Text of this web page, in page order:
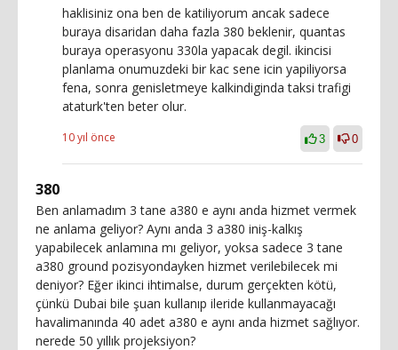
haklisiniz ona ben de katiliyorum ancak sadece
buraya disaridan daha fazla 380 beklenir, quantas
buraya operasyonu 330la yapacak degil. ikincisi
planlama onumuzdeki bir kac sene icin yapiliyorsa
fena, sonra genisletmeye kalkindiginda taksi trafigi
ataturk'ten beter olur.
10 yıl önce 3 0
380
Ben anlamadım 3 tane a380 e aynı anda hizmet vermek
ne anlama geliyor? Aynı anda 3 a380 iniş-kalkış
yapabilecek anlamına mı geliyor, yoksa sadece 3 tane
a380 ground pozisyondayken hizmet verilebilecek mi
deniyor? Eğer ikinci ihtimalse, durum gerçekten kötü,
çünkü Dubai bile şuan kullanıp ileride kullanmayacağı
havalimanında 40 adet a380 e aynı anda hizmet sağlıyor.
nerede 50 yıllık projeksiyon?